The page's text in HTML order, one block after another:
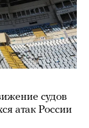
судов
атак России